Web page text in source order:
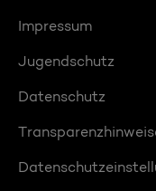
Impressum
Jugendschutz
Datenschutz